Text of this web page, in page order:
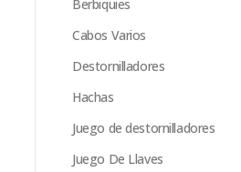
Berbiquies
Cabos Varios
Destornilladores
Hachas
Juego de destornilladores
Juego De Llaves